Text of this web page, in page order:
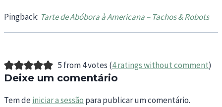
Pingback: Tarte de Abóbora à Americana – Tachos & Robots
5 from 4 votes (4 ratings without comment)
Deixe um comentário
Tem deiniciar a sessão para publicar um comentário.